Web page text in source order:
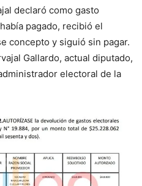
declaró como gasto
pagado, recibió el
concepto y siguió sin pagar.
Gallardo, actual diputado,
electoral de la